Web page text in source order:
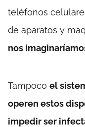
teléfonos
de aparatos y
nos
Tampoco el
operen estos
impedir ser